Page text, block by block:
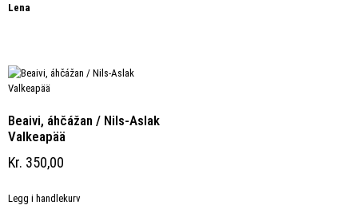
Lena
Beaivi, áhčážan / Nils-Aslak
Valkeapää
Kr 350,00
Legg i handlekurv